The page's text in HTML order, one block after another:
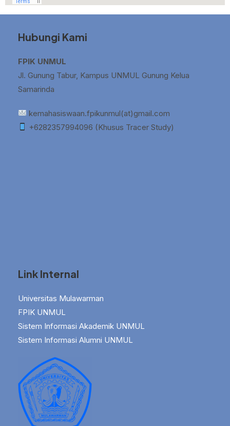
Hubungi Kami
FPIK UNMUL
Jl. Gunung Tabur, Kampus UNMUL Gunung Kelua
Samarinda
kemahasiswaan.fpikunmul(at)gmail.com
+6282357994096 (Khusus Tracer Study)
Link Internal
Universitas Mulawarman
FPIK UNMUL
Sistem Informasi Akademik UNMUL
Sistem Informasi Alumni UNMUL